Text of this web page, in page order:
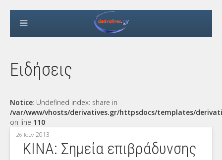
Ειδήσεις
Notice: Undefined index: share in
/var/www/vhosts/derivatives.gr/httpsdocs/templates/
on line 110
26 Ιουν 2013
ΚΙΝΑ: Σημεία επιβράδυνσης